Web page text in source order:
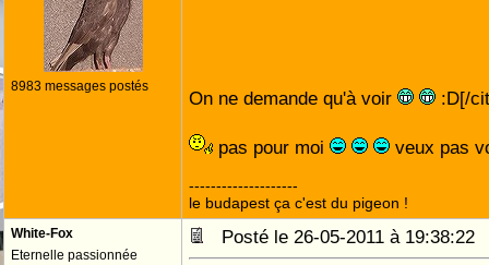
8983 messages postés
On ne demande qu'à voir :D[/
pas pour moi veux pas
--------------------
le budapest ça c'est du pigeon !
White-Fox
Eternelle passionnée
Posté le 26-05-2011 à